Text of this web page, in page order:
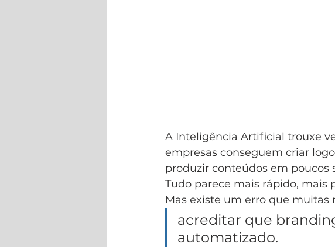
A Inteligência Artificial trouxe
empresas conseguem criar
produzir conteúdos em poucos
Tudo parece mais rápido, mais
Mas existe um erro que muitas
acreditar que
automatizado.